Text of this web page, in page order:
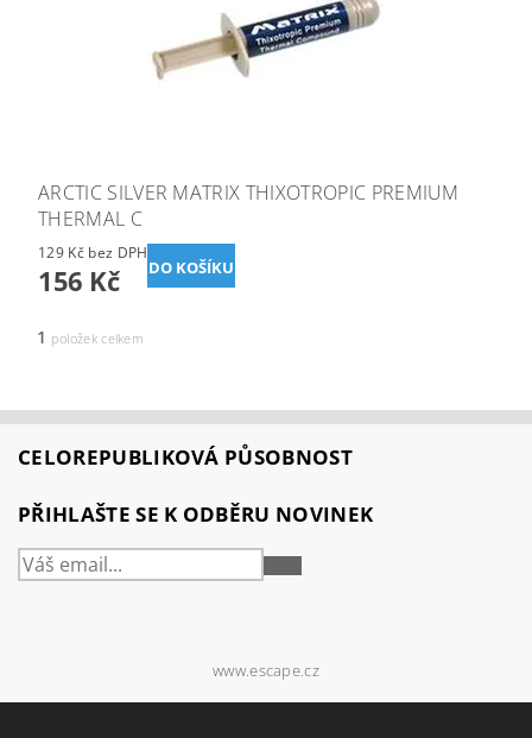
ARCTIC SILVER MATRIX THIXOTROPIC PREMIUM
THERMAL C
129 Kč bez DPH
156 Kč
1 položek celkem
CELOREPUBLIKOVÁ PŮSOBNOST
PŘIHLAŠTE SE K ODBĚRU NOVINEK
PŘIHLÁSIT
www.escape.cz